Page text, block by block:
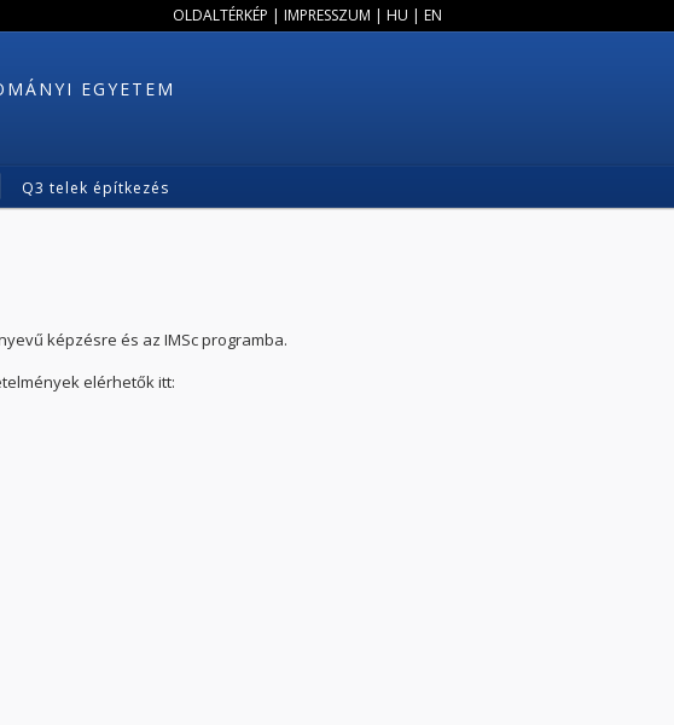
OLDALTÉRKÉP | IMPRESSZUM | HU | EN
EGYETEM
Q3 telek építkezés
képzésre és az IMSc programba.
elérhetők itt: